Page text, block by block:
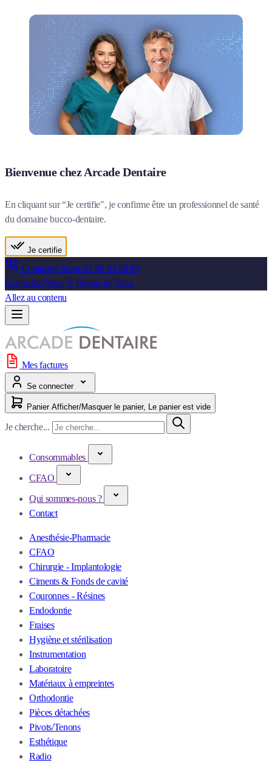
Bienvenue chez Arcade Dentaire
En cliquant sur “Je certifie", je confirme être un professionnel de santé
du domaine bucco-dentaire.
Je certifie
Contactez-Nous02 99 83 88 89
Contactez-Nous À Propos de Nous
Allez au contenu
Mes factures
Se connecter
Panier Afficher/Masquer le panier, Le panier est vide
Je cherche...
Consommables
CFAO
Qui sommes-nous ?
Contact
Anesthésie-Pharmacie
CFAO
Chirurgie - Implantologie
Ciments & Fonds de cavité
Couronnes - Résines
Endodontie
Fraises
Hygiène et stérilisation
Instrumentation
Laboratoire
Matériaux à empreintes
Orthodontie
Pièces détachées
Pivots/Tenons
Esthétique
Radio